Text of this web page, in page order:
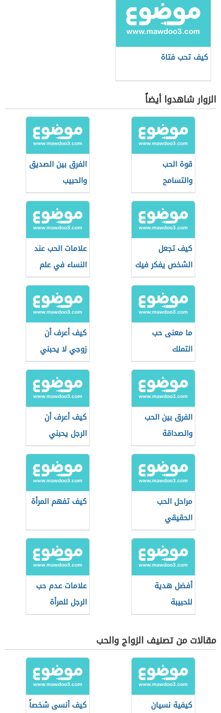
كيف تحب فتاة
الزوار شاهدوا أيضاً
قوة الحب
والتسامح
الفرق بين الصديق
والحبيب
كيف تجعل
الشخص يفكر فيك
علامات الحب عند
النساء في علم
النفس
ما معنى حب
التملك
كيف أعرف أن
زوجي لا يحبني
الفرق بين الحب
والصداقة
كيف أعرف أن
الرجل يحبني
مراحل الحب
الحقيقي
كيف تفهم المرأة
أفضل هدية
للحبيبة
علامات عدم حب
الرجل للمرأة
مقالات من تصنيف الزواج والحب
كيفية نسيان
كيف أنسى شخصاً